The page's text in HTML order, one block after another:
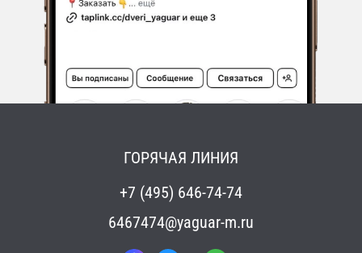
ГОРЯЧАЯ ЛИНИЯ
+7 (495) 646-74-74
6467474@yaguar-m.ru